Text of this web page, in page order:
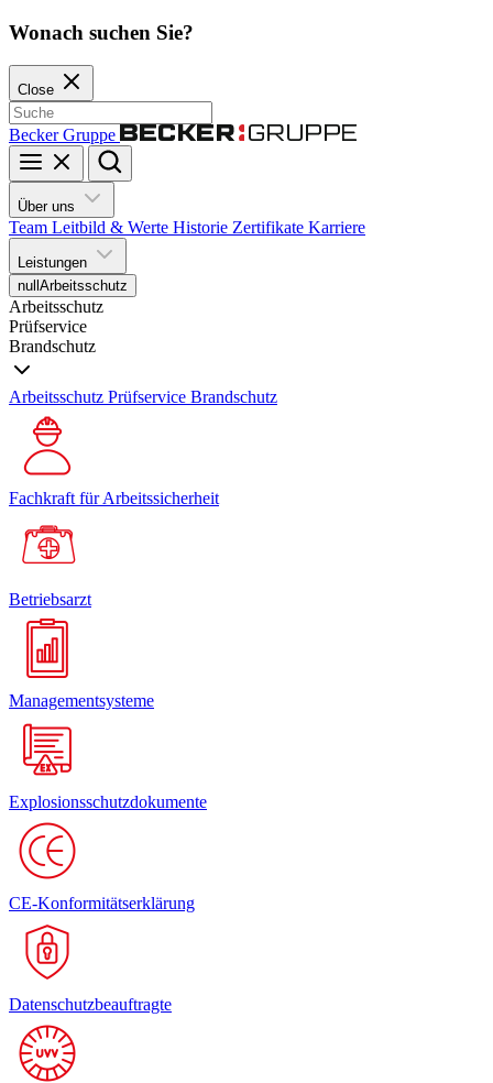
Wonach suchen Sie?
Close
Becker Gruppe
Über uns
Team Leitbild & Werte Historie Zertifikate Karriere
Leistungen
null Arbeitsschutz
Arbeitsschutz
Prüfservice
Brandschutz
Arbeitsschutz Prüfservice Brandschutz
Fachkraft für Arbeitssicherheit
Betriebsarzt
Managementsysteme
Explosionsschutzdokumente
CE-Konformitätserklärung
Datenschutzbeauftragte